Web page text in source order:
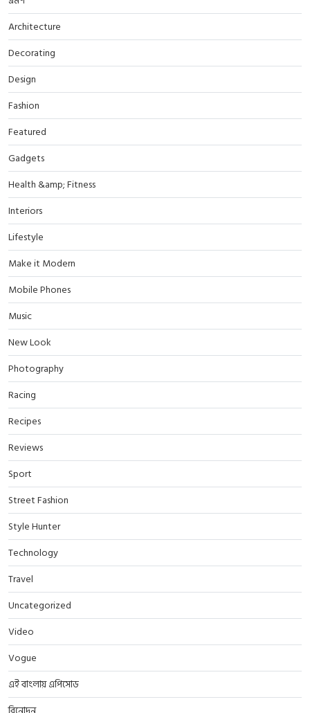
Architecture
Decorating
Design
Fashion
Featured
Gadgets
Health &amp; Fitness
Interiors
Lifestyle
Make it Modern
Mobile Phones
Music
New Look
Photography
Racing
Recipes
Reviews
Sport
Street Fashion
Style Hunter
Technology
Travel
Uncategorized
Video
Vogue
এই বাংলায় এপিসোড